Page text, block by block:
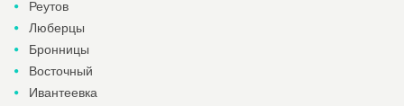
Реутов
Люберцы
Бронницы
Восточный
Ивантеевка